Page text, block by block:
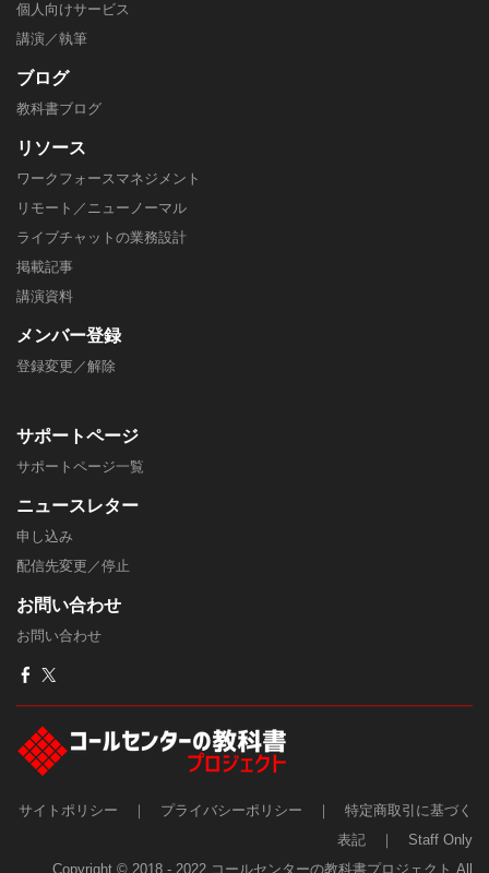
個人向けサービス
講演／執筆
ブログ
教科書ブログ
リソース
ワークフォースマネジメント
リモート／ニューノーマル
ライブチャットの業務設計
掲載記事
​講演資料
メンバー登録
登録変更／解除
サポートページ
​サポートページ一覧
ニュースレター
申し込み
配信先変更／停止
​お問い合わせ
お問い合わせ
サイトポリシー ｜ プライバシーポリシー ｜ 特定商取引に基づく
表記 ｜ Staff Only
Copyright © 2018 - 2022 コールセンターの教科書プロジェクト All